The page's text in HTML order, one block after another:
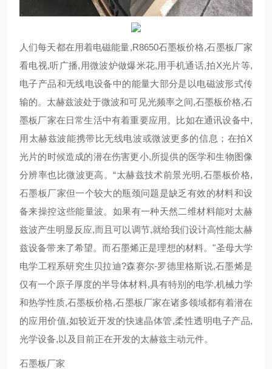
人们每天都在用着电磁能量,R8650石墨板价格,石墨板厂家
看电视,听广播,用微波炉做爆米花,用手机通话,拍X光片等,
电子产品和无线电设备中的能量大部分是以电磁波形式传
输的。太赫兹波处于微波和可见光频率之间,石墨板价格,石
墨板厂家在日常生活中有着重要应用。比如在通讯设备中,
用太赫兹波能携带比无线电波或微波更多的信息；在拍X
光片的时候造成的潜在伤害更小,所提供的医学和生物图像
分辨率也比微波更高。“太赫兹技术前景光明,石墨板价格,
石墨板厂家但一个较大的瓶颈问题是缺乏有效的材料和设
备来操控这些能量波。如果有一种天然二维材料能对太赫
兹波产生明显反应,而且可以调节,就给我们设计高性能太赫
兹设备带来了希望。而石墨烯正是理想的材料。"圣母大学
电学工程系研究生贝拉迪?森赛尔-罗德里格斯说,石墨烯是
仅有一个原子厚度的半导体材料,具有特别 的电学,机械力学
和热学性质,石墨板价格,石墨板厂家在诸多领域都有着潜在
的应用价值,如较近开发的快速晶体管,柔性透明电子产品,
光学设备,以及目前正在开发的太赫兹主动元件。
石墨板厂家